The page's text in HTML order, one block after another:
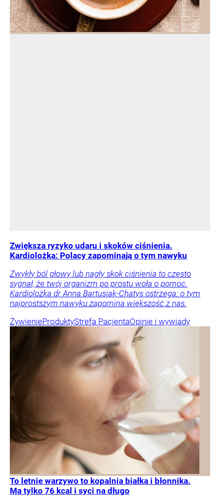
Zwiększa ryzyko udaru i skoków ciśnienia.
Kardiolożka: Polacy zapominają o tym nawyku
Zwykły ból głowy lub nagły skok ciśnienia to często
sygnał, że twój organizm po prostu woła o pomoc.
Kardiolożka dr Anna Bartusiak-Chatys ostrzega: o tym
najprostszym nawyku zapomina większość z nas.
ŻywienieProduktyStrefa PacjentaOpinie i wywiady
To letnie warzywo to kopalnia białka i błonnika.
Ma tylko 76 kcal i syci na długo